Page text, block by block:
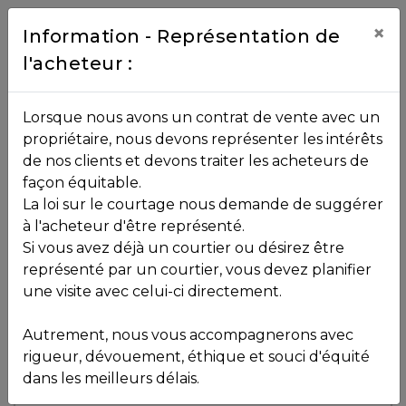
Contact
NOS
PROPRIÉTÉS
VOS
COURTIERS
Équipe
Partenaires
Toutes les propriétés
Vendu
, , ,
J0T 1L0
Voir plus de photos
Information - Représentation de
l'acheteur :
×
Lorsque nous avons un contrat de vente avec un
propriétaire, nous devons représenter les intérêts
de nos clients et devons traiter les acheteurs de
façon équitable.
La loi sur le courtage nous demande de suggérer
à l'acheteur d'être représenté.
Si vous avez déjà un courtier ou désirez être
représenté par un courtier, vous devez planifier
une visite avec celui-ci directement.
Autrement, nous vous accompagnerons avec
rigueur, dévouement, éthique et souci d'équité
dans les meilleurs délais.